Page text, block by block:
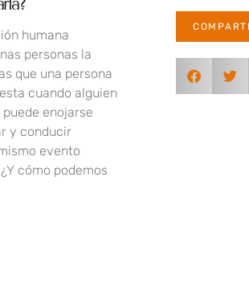
humana
personas la
que una persona
cuando alguien
enojarse
y conducir
evento
cómo podemos